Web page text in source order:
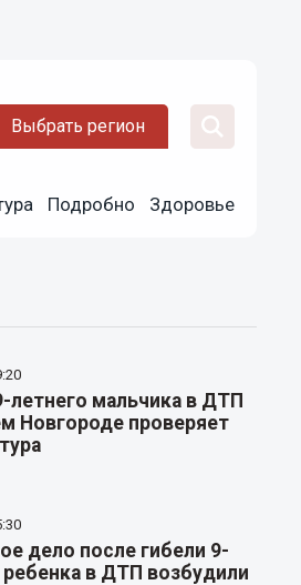
Выбрать регион
Подробно Здоровье
летнего мальчика в ДТП
Новгороде проверяет
дело после гибели 9-
ребенка в ДТП возбудили